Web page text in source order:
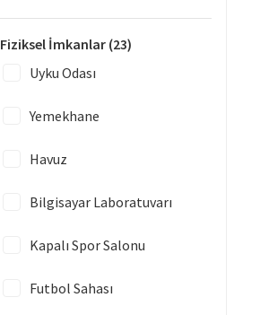
Fiziksel İmkanlar (23)
Uyku Odası
Yemekhane
Havuz
Bilgisayar Laboratuvarı
Kapalı Spor Salonu
Futbol Sahası